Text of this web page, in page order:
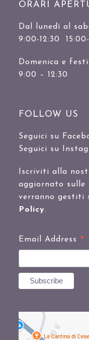
ORARI
Dal lunedì al
9:00-12:30
Domenica e
9:00 – 12:30
FOLLOW US
Seguici su
Seguici su
Iscriviti alla
aggiornato
verranno gestiti
Policy.
Email Address *